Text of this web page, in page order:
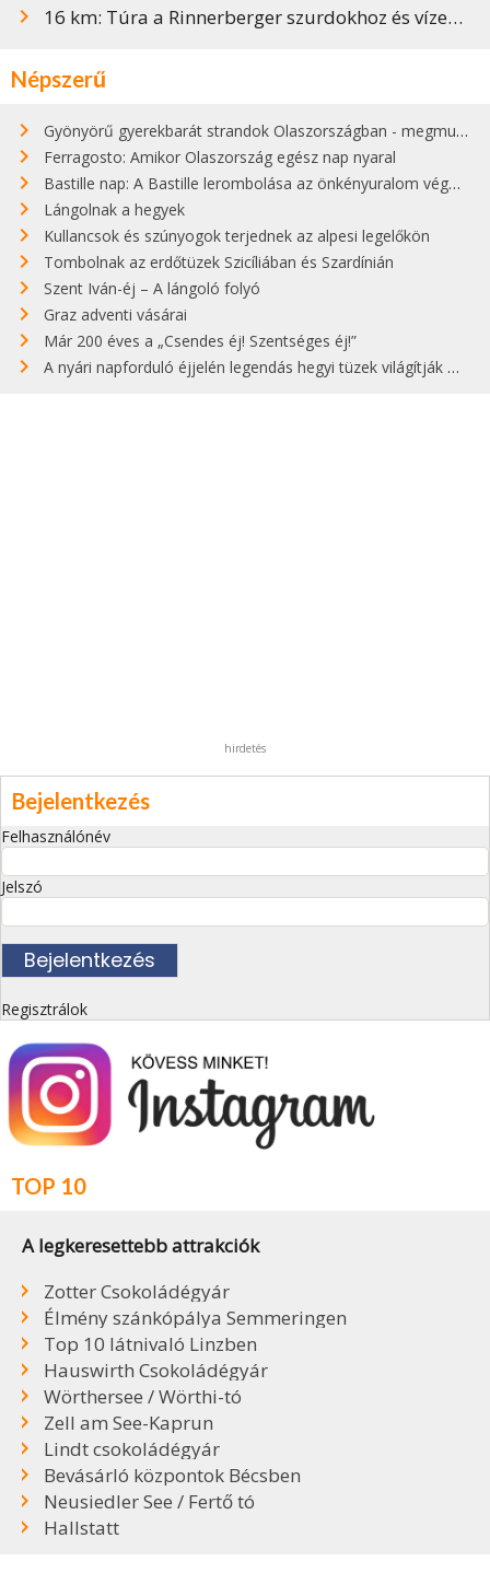
16 km: Túra a Rinnerberger szurdokhoz és vízeséshez
Népszerű
Gyönyörű gyerekbarát strandok Olaszországban - megmutatjuk a 15 legjobbat
Ferragosto: Amikor Olaszország egész nap nyaral
Bastille nap: A Bastille lerombolása az önkényuralom végét jelentette
Lángolnak a hegyek
Kullancsok és szúnyogok terjednek az alpesi legelőkön
Tombolnak az erdőtüzek Szicíliában és Szardínián
Szent Iván-éj – A lángoló folyó
Graz adventi vásárai
Már 200 éves a „Csendes éj! Szentséges éj!”
A nyári napforduló éjjelén legendás hegyi tüzek világítják meg Zugspitzét
hirdetés
Bejelentkezés
Felhasználónév
Jelszó
Regisztrálok
TOP 10
A legkeresettebb attrakciók
Zotter Csokoládégyár
Élmény szánkópálya Semmeringen
Top 10 látnivaló Linzben
Hauswirth Csokoládégyár
Wörthersee / Wörthi-tó
Zell am See-Kaprun
Lindt csokoládégyár
Bevásárló központok Bécsben
Neusiedler See / Fertő tó
Hallstatt